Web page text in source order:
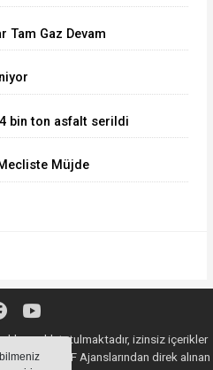
Tam Gaz Devam
bin ton asfalt serildi
Müjde
saklı tutulmaktadır, izinsiz içerikler
DHA, İGF Ajanslarından direk alınan